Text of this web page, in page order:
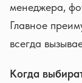
менеджера,
Главное
всегда
Когда